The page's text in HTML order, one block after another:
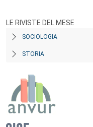
LE RIVISTE DEL MESE
SOCIOLOGIA
STORIA